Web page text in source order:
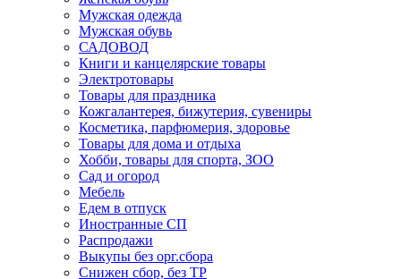
Мужская одежда
Мужская обувь
САДОВОД
Книги и канцелярские товары
Электротовары
Товары для праздника
Кожгалантерея, бижутерия, сувениры
Косметика, парфюмерия, здоровье
Товары для дома и отдыха
Хобби, товары для спорта, ЗОО
Сад и огород
Мебель
Едем в отпуск
Иностранные СП
Распродажи
Выкупы без орг.сбора
Снижен сбор, без ТР